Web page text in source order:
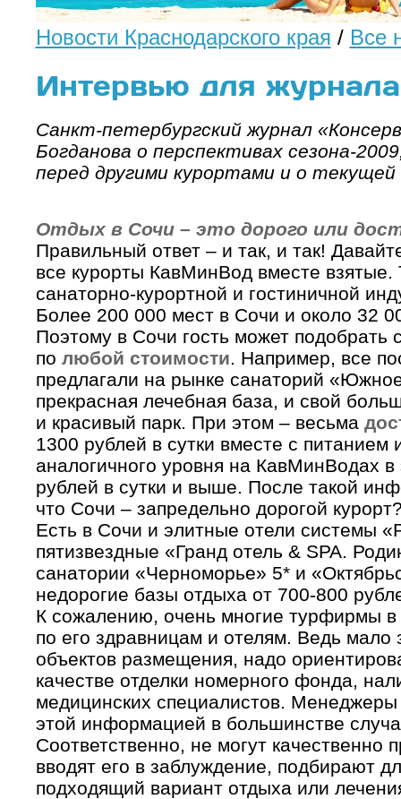
Новости Краснодарского края / Все
Интервью для журнала
Санкт-петербургский журнал
Богданова о перспективах сезона-
перед другими курортами и о текущей
Отдых в Сочи – это дорого или
Правильный ответ – и так, и так!
все курорты КавМинВод вместе взятые.
санаторно-курортной и гостиничной
Более 200 000 мест в Сочи и около 32
Поэтому в Сочи гость может подобрать
по любой стоимости. Например, все
предлагали на рынке санаторий
прекрасная лечебная база, и свой
и красивый парк. При этом – весьма
1300 рублей в сутки вместе с
аналогичного уровня на КавМинВодах
рублей в сутки и выше. После такой
что Сочи – запредельно дорогой
Есть в Сочи и элитные отели системы
пятизвездные «Гранд отель & SPA.
санатории «Черноморье» 5* и
недорогие базы отдыха от 700-800
К сожалению, очень многие турфирмы
по его здравницам и отелям. Ведь мало
объектов размещения, надо
качестве отделки номерного фонда,
медицинских специалистов.
этой информацией в большинстве
Соответственно, не могут качественно
вводят его в заблуждение, подбирают
подходящий вариант отдыха или